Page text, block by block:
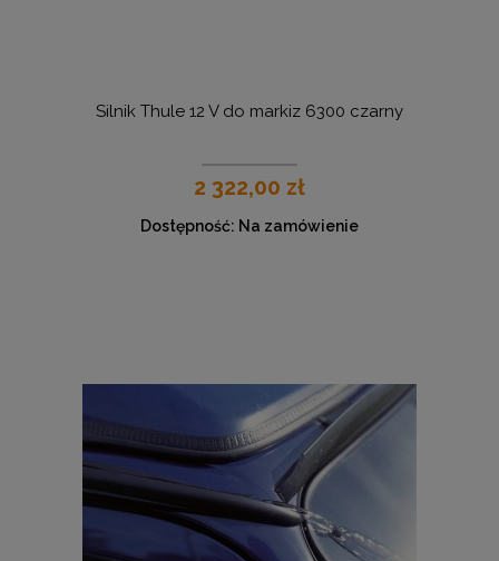
Silnik Thule 12 V do markiz 6300 czarny
2 322,00 zł
Dostępność: Na zamówienie